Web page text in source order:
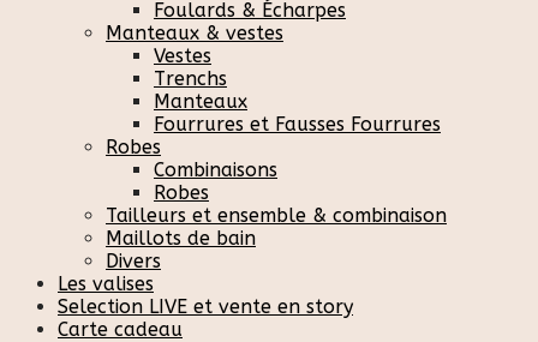
Foulards & Écharpes
Manteaux & vestes
Vestes
Trenchs
Manteaux
Fourrures et Fausses Fourrures
Robes
Combinaisons
Robes
Tailleurs et ensemble & combinaison
Maillots de bain
Divers
Les valises
Selection LIVE et vente en story
Carte cadeau